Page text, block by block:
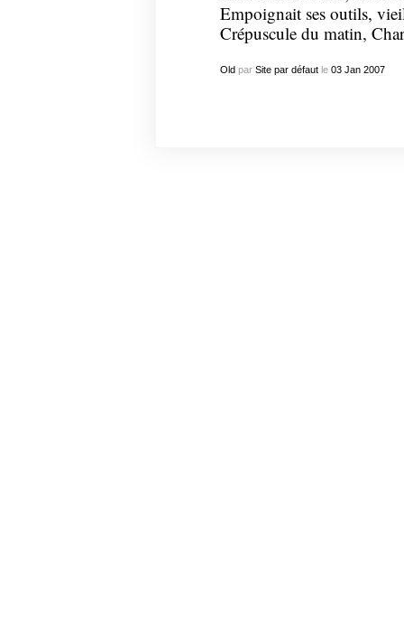
Empoignait ses outils,
Crépuscule du matin,
Oldpar Site par défautle 03 Jan 2007